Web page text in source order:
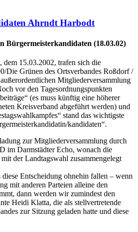
Ahrndt Harbodt
Bürgermeisterkandidaten (18.03.02)
dem 15.03.2002, trafen sich die
Die Grünen des Ortsverbandes Roßdorf /
Mitgliederversammlung
vor den Tagesordnungspunkten
(es muss künftig eine höherer
Kreisverband abgeführt werden) und
stand das wichtigste
kandidaten“.
zur Mitgliederversammlung durch
im Darmstädter Echo, wonach die
der Landtagswahl zusammengelegt
diese Entscheidung ohnehin fallen – wenn
mit anderen Parteien alleine den
dann werden wir zumindest den
Heidi Klatta, die als stellvertretende
zur Sitzung geladen hatte und diese